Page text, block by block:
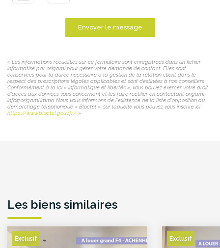
Envoyer le message
« Les informations recueillies sur ce formulaire sont enregistrées dans un fichier
informatisé par origami pour gérer votre demande de contact. Elles sont
conservées pour la durée nécessaire à la gestion de la relation client dans le
respect des prescriptions légales applicables et sont destinées à nos conseillers
Conformément à la loi « informatique et libertés », vous pouvez exercer votre droit
d'accès aux données vous concernant et les faire rectifier en contactant origami
info@origami.immo. Nous vous informons de l'existence de la liste d'opposition au
démarchage téléphonique « Bloctel », sur laquelle vous pouvez vous inscrire ici :
https://www.bloctel.gouv.fr/ »
Les biens similaires
Exclusif Exclusif